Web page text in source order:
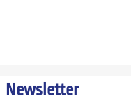
Newsletter